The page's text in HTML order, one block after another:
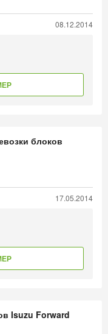
08.12.2014
блоков
17.05.2014
Isuzu Forward